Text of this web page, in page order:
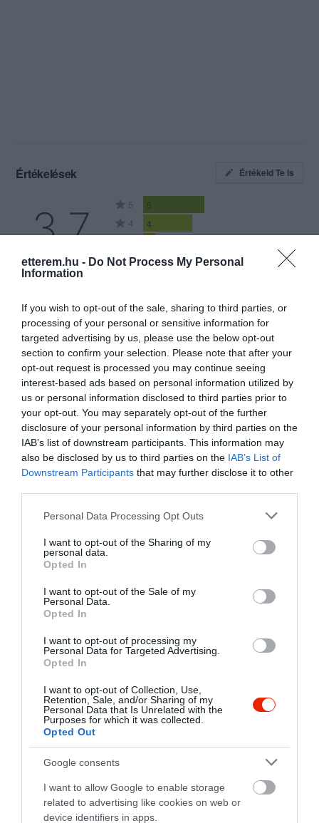
etterem.hu - Do Not Process My Personal
Information
If you wish to opt-out of the sale, sharing to third parties, or
processing of your personal or sensitive information for
targeted advertising by us, please use the below opt-out
section to confirm your selection. Please note that after your
opt-out request is processed you may continue seeing
interest-based ads based on personal information utilized by
us or personal information disclosed to third parties prior to
your opt-out. You may separately opt-out of the further
disclosure of your personal information by third parties on the
IAB’s list of downstream participants. This information may
also be disclosed by us to third parties on the IAB’s List of
Downstream Participants that may further disclose it to other
Please note that this website/app uses one or more Google
not limited to your visit or usage behaviour. You may click to
grant or deny consent to Google and its third-party tags to
use your data for below specified purposes in below Google
consent section.
Personal Data Processing Opt Outs
I want to opt-out of the Sharing of my
personal data.
Opted In
I want to opt-out of the Sale of my
Personal Data.
Opted In
I want to opt-out of processing my
Personal Data for Targeted Advertising.
Opted In
I want to opt-out of Collection, Use,
Retention, Sale, and/or Sharing of my
Personal Data that Is Unrelated with the
Purposes for which it was collected.
Opted Out
Google consents
I want to allow Google to enable storage
related to advertising like cookies on web or
device identifiers in apps.
Értékelések Értékeld Te is
3.7
Összesen 13
5 5
4 4
2 1
na...@citromail.hu
2023. Február 5.
A termek szűkek. Az ételek
drágák. A házi szörp íze
förtelmes. Az adagok kicsik.
Fogas helyett ruhatár van.
Amikor el szerettem volna
menni, a ruhatáros nem volt a
helyén.
Trestyén Imre
2021. December 13.
Az itallapon miért nem
Király Krisztián
2020. Július 10.
valóban finoman főznek de
csak sznob milliomosoknak
tudom ajánlani!
A cigányzenészek nem
hajtás terén! A sramli zene
sokkal jobb volt régen!